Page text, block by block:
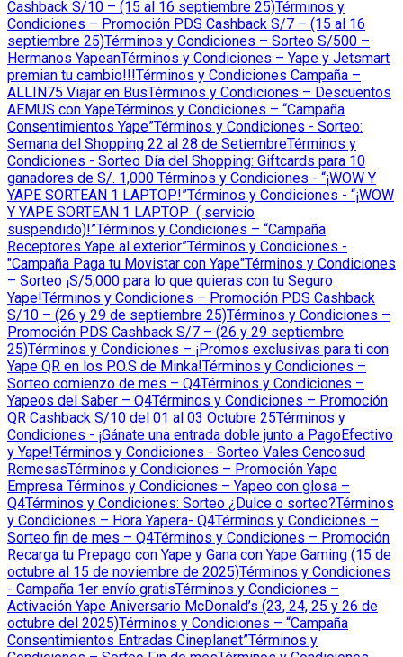
Cashback S/10 – (15 al 16 septiembre 25)Términos y
Condiciones – Promoción PDS Cashback S/7 – (15 al 16
septiembre 25)Términos y Condiciones – Sorteo S/500 –
Hermanos YapeanTérminos y Condiciones – Yape y Jetsmart
premian tu cambio!!!Términos y Condiciones Campaña –
ALLIN75 Viajar en BusTérminos y Condiciones – Descuentos
AEMUS con YapeTérminos y Condiciones – “Campaña
Consentimientos Yape”Términos y Condiciones - Sorteo:
Semana del Shopping 22 al 28 de SetiembreTérminos y
Condiciones - Sorteo Día del Shopping: Giftcards para 10
ganadores de S/. 1,000 Términos y Condiciones - “¡WOW Y
YAPE SORTEAN 1 LAPTOP!”Términos y Condiciones - “¡WOW
Y YAPE SORTEAN 1 LAPTOP ( servicio
suspendido)!”Términos y Condiciones – “Campaña
Receptores Yape al exterior”Términos y Condiciones -
"Campaña Paga tu Movistar con Yape"Términos y Condiciones
– Sorteo ¡S/5,000 para lo que quieras con tu Seguro
Yape!Términos y Condiciones – Promoción PDS Cashback
S/10 – (26 y 29 de septiembre 25)Términos y Condiciones –
Promoción PDS Cashback S/7 – (26 y 29 septiembre
25)Términos y Condiciones – ¡Promos exclusivas para ti con
Yape QR en los P.O.S de Minka!Términos y Condiciones –
Sorteo comienzo de mes – Q4Términos y Condiciones –
Yapeos del Saber – Q4Términos y Condiciones – Promoción
QR Cashback S/10 del 01 al 03 Octubre 25Términos y
Condiciones - ¡Gánate una entrada doble junto a PagoEfectivo
y Yape!Términos y Condiciones - Sorteo Vales Cencosud
RemesasTérminos y Condiciones – Promoción Yape
Empresa Términos y Condiciones – Yapeo con glosa –
Q4Términos y Condiciones: Sorteo ¿Dulce o sorteo?Términos
y Condiciones – Hora Yapera- Q4Términos y Condiciones –
Sorteo fin de mes – Q4Términos y Condiciones – Promoción
Recarga tu Prepago con Yape y Gana con Yape Gaming (15 de
octubre al 15 de noviembre de 2025)Términos y Condiciones
- Campaña 1er envío gratisTérminos y Condiciones –
Activación Yape Aniversario McDonald’s (23, 24, 25 y 26 de
octubre del 2025)Términos y Condiciones – “Campaña
Consentimientos Entradas Cineplanet”Términos y